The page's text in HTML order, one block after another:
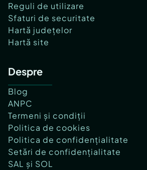
Reguli de utilizare
Sfaturi de securitate
Hartă județelor
Hartă site
Despre
Blog
ANPC
Termeni și condiții
Politica de cookies
Politica de confidențialitate
Setări de confidențialitate
SAL și SOL